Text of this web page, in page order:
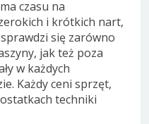
czasu na
i krótkich nart,
się zarówno
jak też poza
w każdych
Każdy ceni sprzęt,
techniki